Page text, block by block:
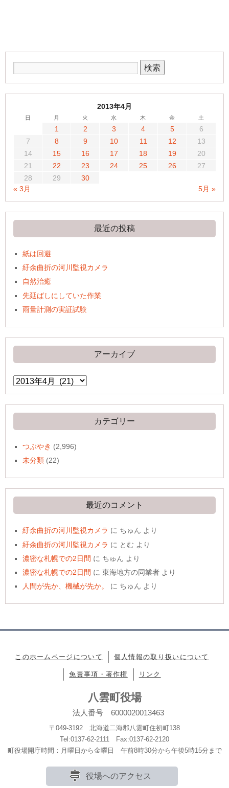
2013年4月
日 月 火 水 木 金 土
1 2 3 4 5
6
7
8 9 10 11 12
13
14
15 16 17 18 19
20
21
22 23 24 25 26
27
28
29
30
« 3月
5月 »
最近の投稿
紙は回避
紆余曲折の河川監視カメラ
自然治癒
先延ばしにしていた作業
雨量計測の実証試験
アーカイブ
ア
ー
イ
ブ
カテゴリー
つぶやき (2,996)
未分類 (22)
最近のコメント
紆余曲折の河川監視カメラ に ちゅん より
紆余曲折の河川監視カメラ に とむ より
濃密な札幌での2日間 に ちゅん より
濃密な札幌での2日間 に東海地方の同業者 より
人間が先か、機械が先か。
に ちゅん より
このホームページについて 個人情報の取り扱いについて
免責事項・著作権 リンク
八雲町役場
法人番号 6000020013463
〒049-3192 北海道二海郡八雲町住初町138
Tel:0137-62-2111 Fax:0137-62-2120
町役場開庁時間：月曜日から金曜日 午前8時30分から午後5時15分まで
役場へのアクセス